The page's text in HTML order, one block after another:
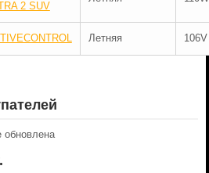
2 SUV
Летняя 106V
обновлена